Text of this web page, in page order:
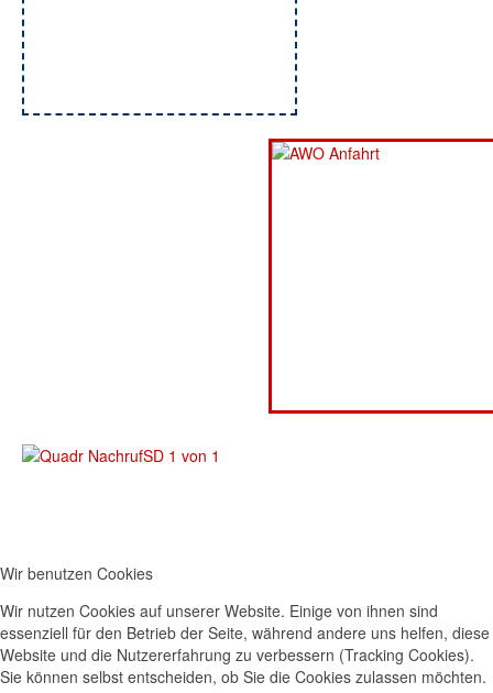
Wir benutzen Cookies
Wir nutzen Cookies auf unserer Website. Einige von ihnen sind
essenziell für den Betrieb der Seite, während andere uns helfen, diese
Website und die Nutzererfahrung zu verbessern (Tracking Cookies).
Sie können selbst entscheiden, ob Sie die Cookies zulassen möchten.